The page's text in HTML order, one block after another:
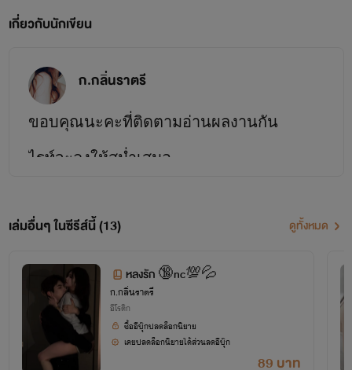
เกี่ยวกับนักเขียน
ก.กลิ่นราตรี
ขอบคุณนะคะที่ติดตามอ่านผลงานกัน
ไรท์จะลงให้สม่ำเสมอ
คน
เล่มอื่นๆ ในซีรีส์นี้ (13) ดูทั้งหมด
หลงรัก 🔞nc💯💦
ก.กลิ่นราตรี
อีโรติก
89 บาท
ซื้ออีบุ๊กปลดล็อกนิยาย
เคยปลดล็อกนิยายได้ส่วนลดอีบุ๊ก